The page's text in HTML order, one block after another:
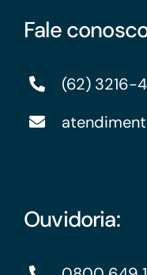
Fale
(62) 3216-
Ouvidoria: